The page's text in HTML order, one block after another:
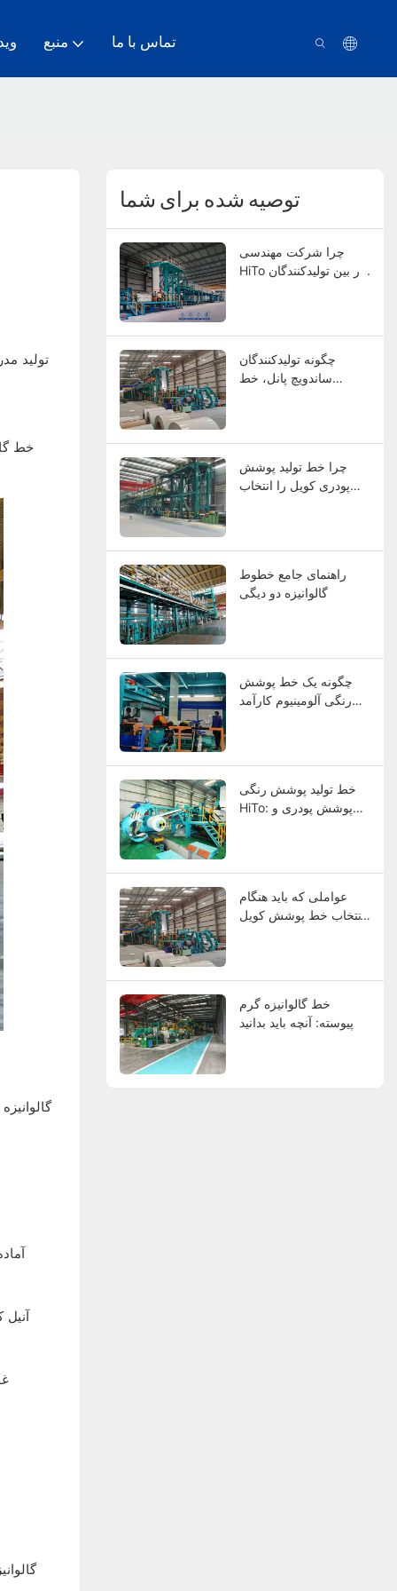
منبع تماس با ما
تولید
خط
توصیه شده برای شما
چرا شرکت مهندسی
HiTo در بین تولیدکنندگان
چگونه تولیدکنندگان
ساندویچ پانل، خط
چرا خط تولید پوشش
پودری کویل را انتخاب
راهنمای جامع خطوط
گالوانیزه دو دیگی
چگونه یک خط پوشش
رنگی آلومینیوم کارآمد
خط تولید پوشش رنگی
HiTo: پوشش پودری و
عواملی که باید هنگام
انتخاب خط پوشش کویل
خط گالوانیزه گرم
پیوسته: آنچه باید بدانید